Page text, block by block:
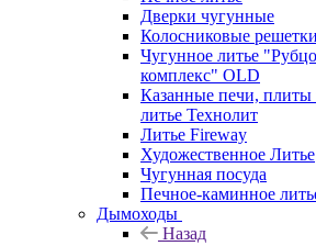
Дверки чугунные
Колосниковые
Чугунное литье
комплекс" OLD
Казанные печи, плиты
литье Технолит
Литье Fireway
Художественное Литье
Чугунная посуда
Печное-каминное
Дымоходы
Назад